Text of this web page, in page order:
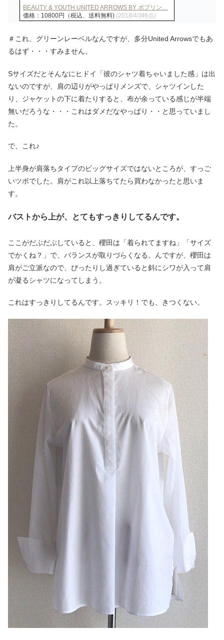
BEAUTY & YOUTH UNITED ARROWS BY ポプリン…
価格：10800円（税込、送料無料) (2018/4/3時点)
＃これ、グリーンレーベルなんですが、多分United Arrowsでもあ
るはず・・・すみません。
Sサイズだとそんなにヒドイ「彼のシャツ着ちゃいました感」は出
ないのですが、肩の辺りがやっぱりメンズで、シャツインした
り、ジャケットの下に着たりすると、布が余っている感じが半端
無いだろうな・・・これはダメだなやっぱり・・と思っていまし
た。
で、これ♪
上半身が肩落ちタイプのビッグサイズではないところが、すっご
いツボでした。肩がこれ以上落ちてたら買わなかったと思いま
す。
バストから上が、とてもすっきりしてるんです。
ここがだぶだぶしていると、櫻田は「着られてますね」「サイズ
でかくね？」で、バランスが取りづらくなる。んですが、櫻田は
肩がご立派なので、ぴったりし過ぎていると斜にシワが入って肩
が凝るシャツになってしまう。
これはすっきりしてるんです。スッキリ！でも、きつくない。